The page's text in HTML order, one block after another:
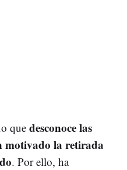
quedesconoce las
motivado la retirada
. Por ello, ha